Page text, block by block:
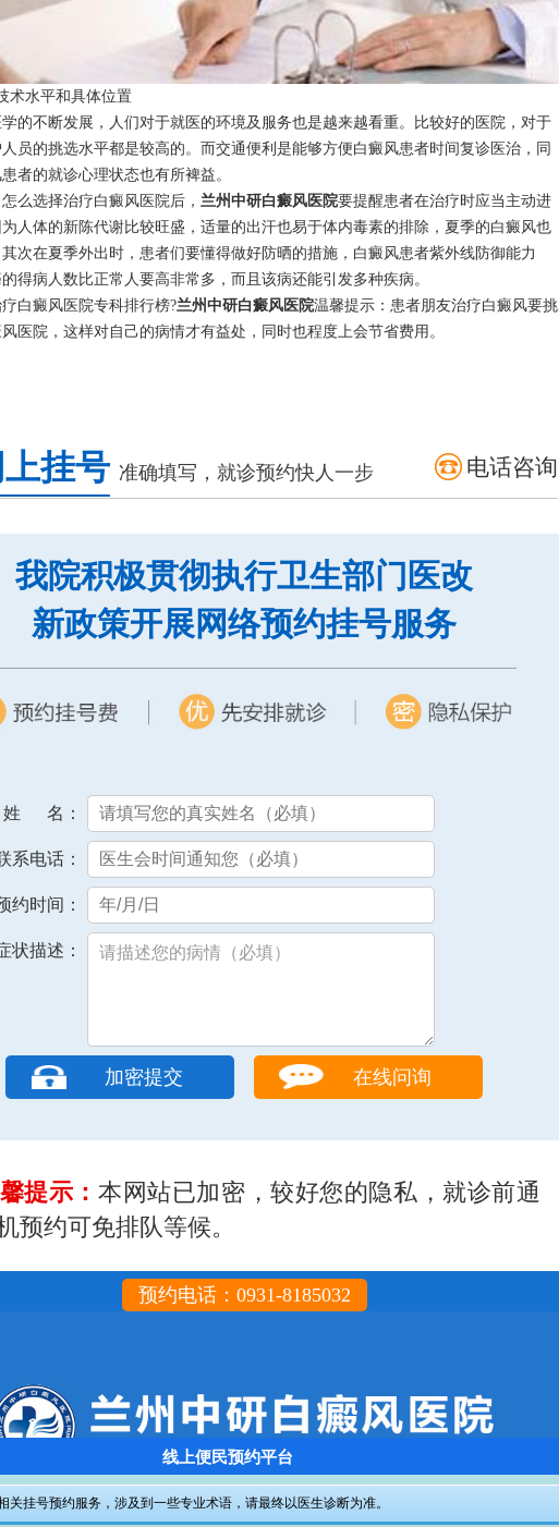
水平和具体位置
不断发展，人们对于就医的环境及服务也是越来越看重。比较好的医院，对于
员的挑选水平都是较高的。而交通便利是能够方便白癜风患者时间复诊医治，同
者的就诊心理状态也有所裨益。
选择治疗白癜风医院后，兰州中研白癜风医院要提醒患者在治疗时应当主动进
人体的新陈代谢比较旺盛，适量的出汗也易于体内毒素的排除，夏季的白癜风也
次在夏季外出时，患者们要懂得做好防晒的措施，白癜风患者紫外线防御能力
得病人数比正常人要高非常多，而且该病还能引发多种疾病。
癜风医院专科排行榜?兰州中研白癜风医院温馨提示：患者朋友治疗白癜风要挑
医院，这样对自己的病情才有益处，同时也程度上会节省费用。
挂号 准确填写，就诊预约快人一步 电话咨询
我院积极贯彻执行卫生部门医改
新政策开展网络预约挂号服务
姓 名：
系电话：
约时间：
状描述：
在线问询
提示： 本网站已加密，较好您的隐私，就诊前通
预约可免排队等候。
预约电话：0931-8185032
线上便民预约平台
挂号预约服务，涉及到一些专业术语，请最终以医生诊断为准。